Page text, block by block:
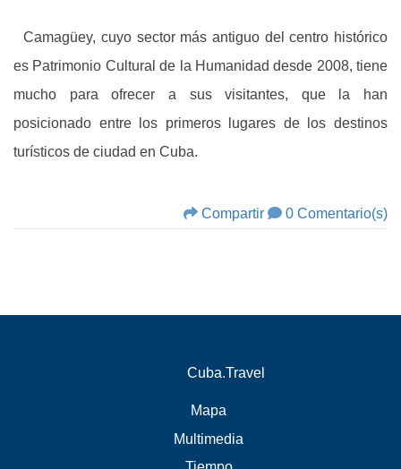
Camagüey, cuyo sector más antiguo del centro histórico
es Patrimonio Cultural de la Humanidad desde 2008, tiene
mucho para ofrecer a sus visitantes, que la han
posicionado entre los primeros lugares de los destinos
turísticos de ciudad en Cuba.
Compartir 0 Comentario(s)
Cuba.Travel
Mapa
Multimedia